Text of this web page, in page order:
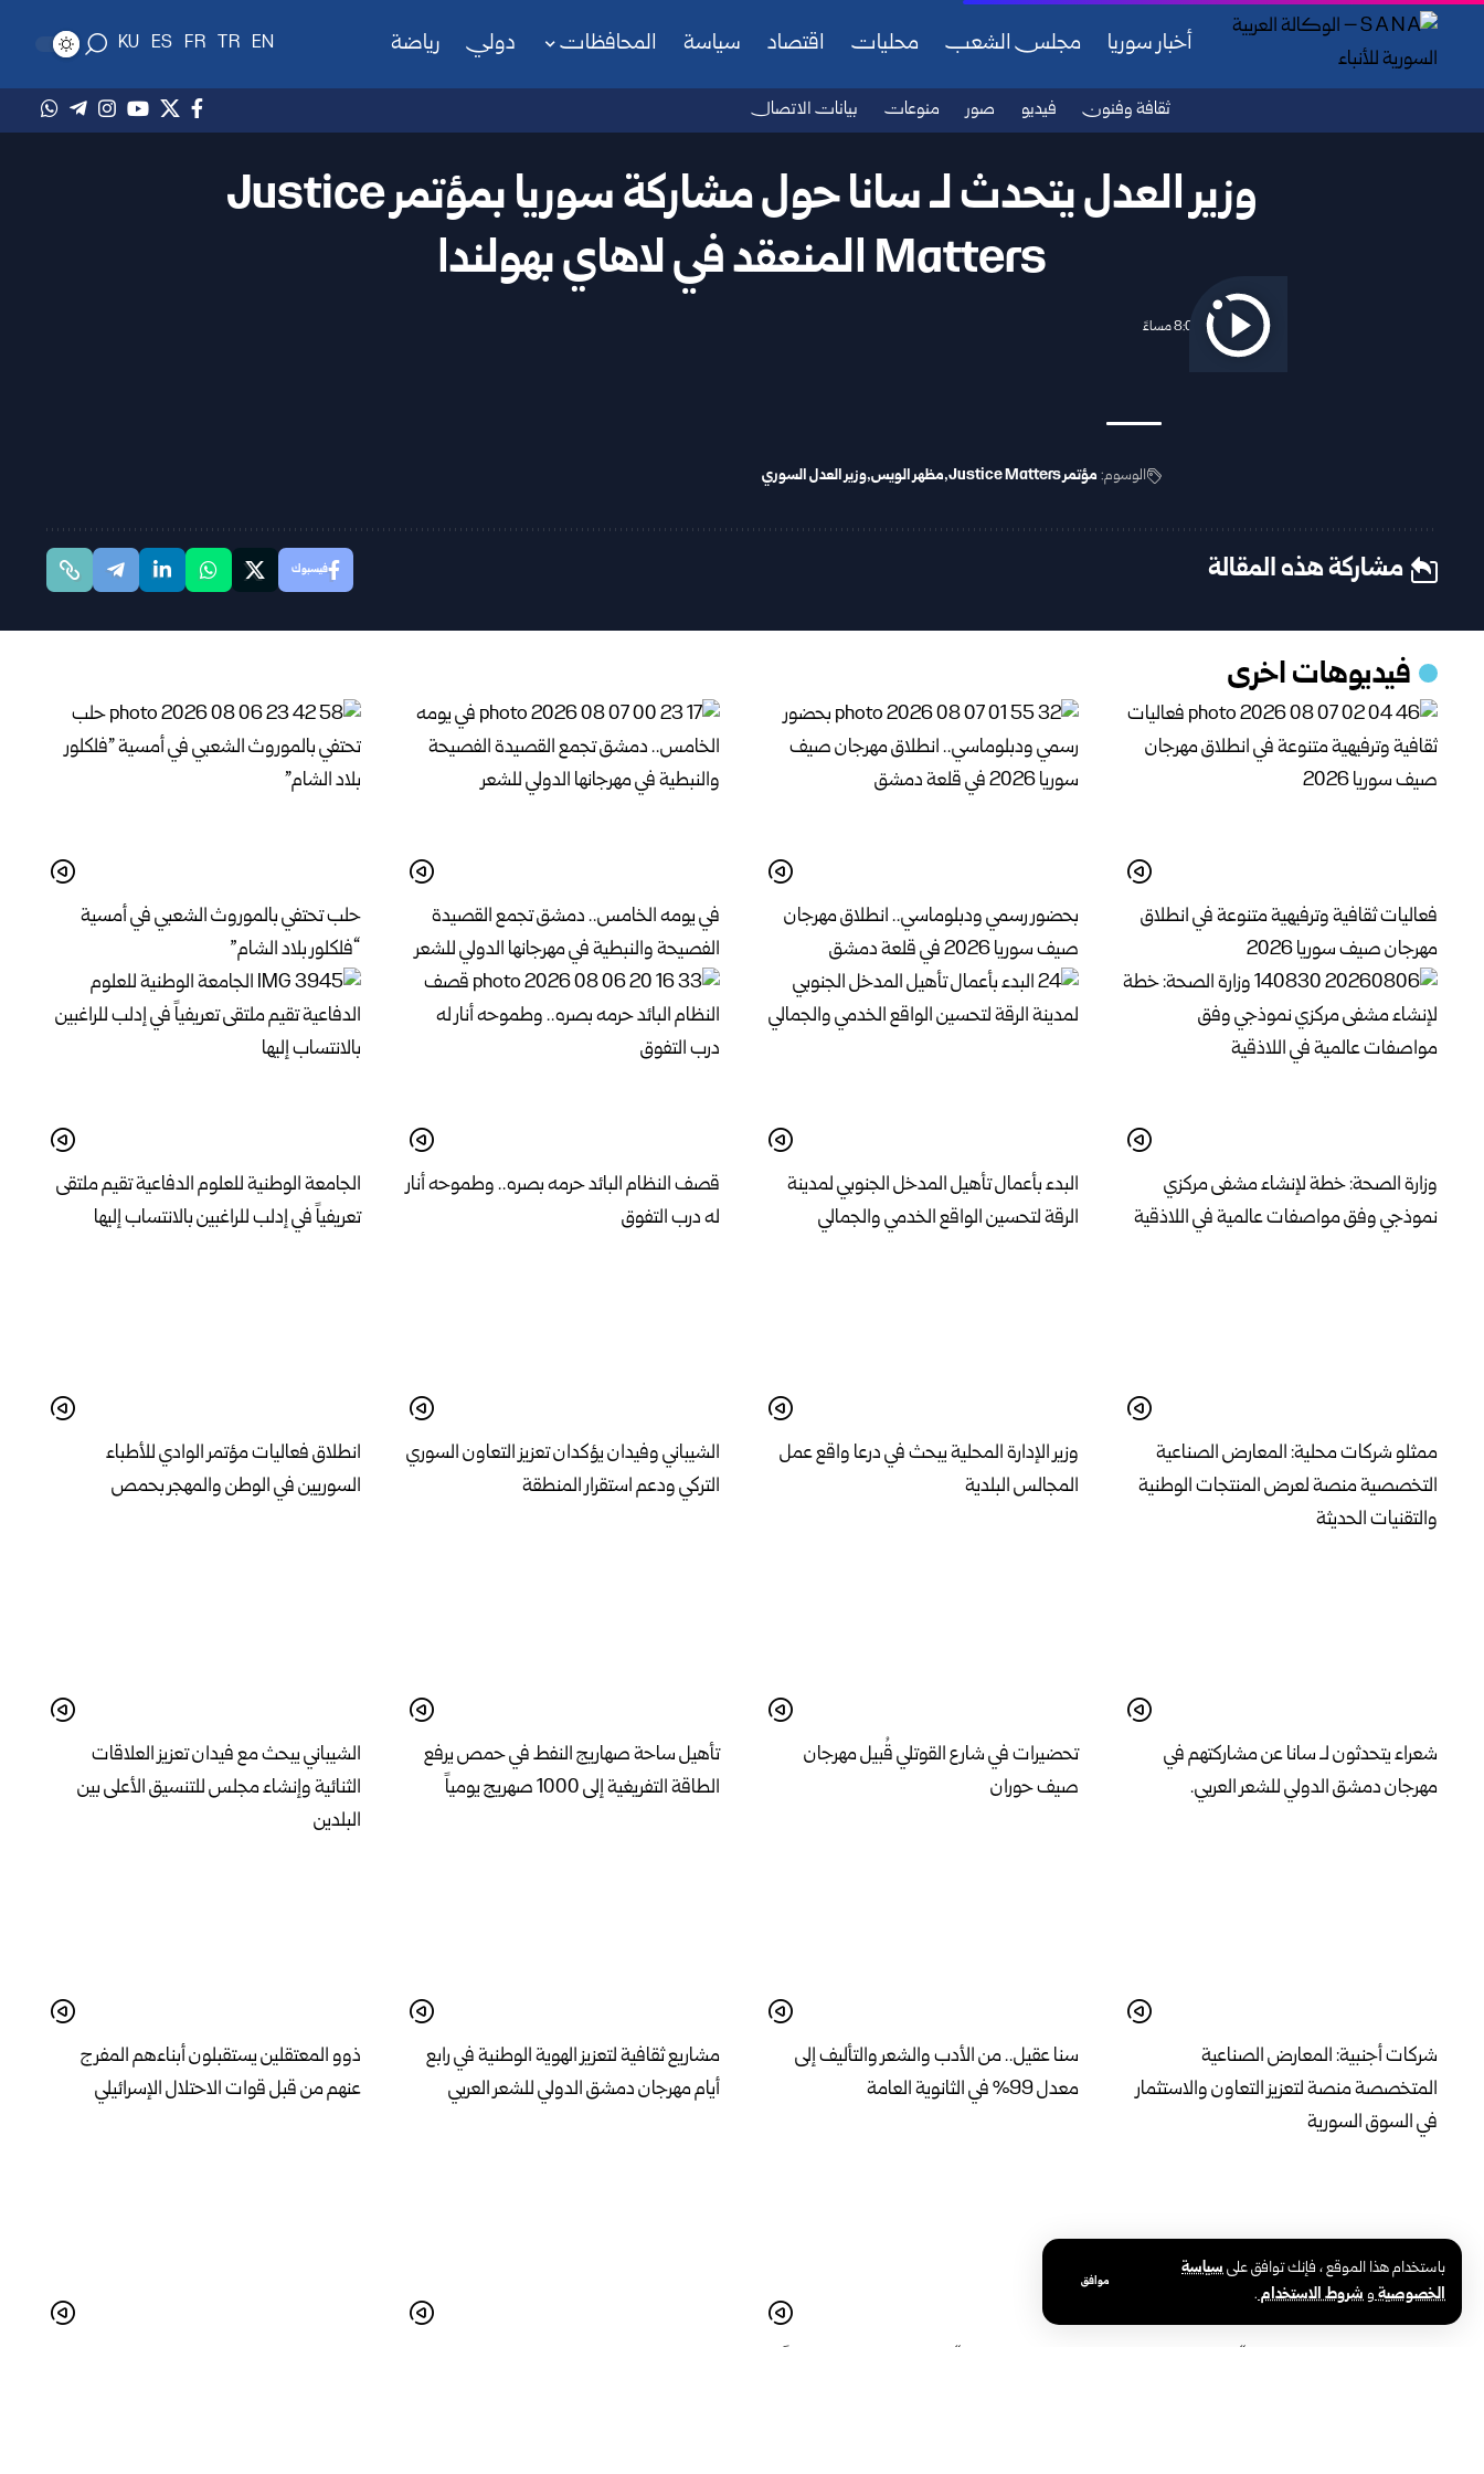
باستخدام هذا الموقع ، فإنك توافق علىسياسة
الخصوصيةوشروط الاستخدام.
موافق
أخبار سوريا مجلس الشعب محليات اقتصاد سياسة المحافظات دولي رياضة EN
TR
FR
ES
KU
ثقافة وفنون فيديو صور منوعات بيانات الاتصال
وزير العدل يتحدث لـ سانا حول مشاركة سوريا بمؤتمر Justice
Matters المنعقد في لاهاي بهولندا
2026/05/07 8:01 مساءً
الوسوم: مؤتمر Justice Matters مظهر الويس وزير العدل السوري
مشاركة هذه المقالة فيسبوك
فيديوهات اخرى
فعاليات ثقافية وترفيهية متنوعة في انطلاق
مهرجان صيف سوريا 2026
بحضور رسمي ودبلوماسي.. انطلاق مهرجان
صيف سوريا 2026 في قلعة دمشق
في يومه الخامس.. دمشق تجمع القصيدة
الفصيحة والنبطية في مهرجانها الدولي للشعر
حلب تحتفي بالموروث الشعبي في أمسية
“فلكلور بلاد الشام”
وزارة الصحة: خطة لإنشاء مشفى مركزي
نموذجي وفق مواصفات عالمية في اللاذقية
البدء بأعمال تأهيل المدخل الجنوبي لمدينة
الرقة لتحسين الواقع الخدمي والجمالي
قصف النظام البائد حرمه بصره.. وطموحه أنار
له درب التفوق
الجامعة الوطنية للعلوم الدفاعية تقيم ملتقى
تعريفياً في إدلب للراغبين بالانتساب إليها
ممثلو شركات محلية: المعارض الصناعية
التخصصية منصة لعرض المنتجات الوطنية
والتقنيات الحديثة
وزير الإدارة المحلية يبحث في درعا واقع عمل
المجالس البلدية
الشيباني وفيدان يؤكدان تعزيز التعاون السوري
التركي ودعم استقرار المنطقة
انطلاق فعاليات مؤتمر الوادي للأطباء
السوريين في الوطن والمهجر بحمص
شعراء يتحدثون لـ سانا عن مشاركتهم في
مهرجان دمشق الدولي للشعر العربي.
تحضيرات في شارع القوتلي قُبيل مهرجان
صيف حوران
تأهيل ساحة صهاريج النفط في حمص يرفع
الطاقة التفريغية إلى 1000 صهريج يومياً
الشيباني يبحث مع فيدان تعزيز العلاقات
الثنائية وإنشاء مجلس للتنسيق الأعلى بين
البلدين
شركات أجنبية: المعارض الصناعية
المتخصصة منصة لتعزيز التعاون والاستثمار
في السوق السورية
سنا عقيل.. من الأدب والشعر والتأليف إلى
معدل 99% في الثانوية العامة
مشاريع ثقافية لتعزيز الهوية الوطنية في رابع
أيام مهرجان دمشق الدولي للشعر العربي
ذوو المعتقلين يستقبلون أبناءهم المفرج
عنهم من قبل قوات الاحتلال الإسرائيلي